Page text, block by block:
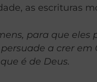
as escrituras
para que
a crer em
é de Deus.